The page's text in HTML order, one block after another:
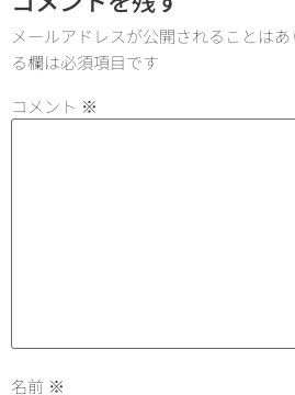
メールアドレスが公開されることはあ
る欄は必須項目です
コメント ※
名前 ※